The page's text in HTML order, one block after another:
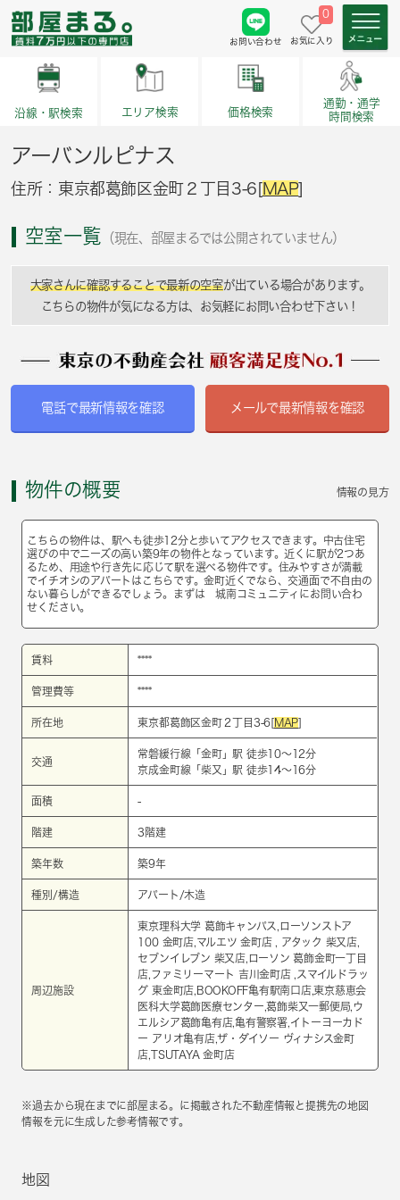
お問い合わせ
0
お気に入り
沿線・駅検索 エリア検索 価格検索
通勤・通学
時間検索
アーバンルピナス
住所：東京都葛飾区金町２丁目3-6[MAP]
空室一覧 （現在、部屋まるでは公開されていません）
大家さんに確認することで最新の空室が出ている場合があります。
こちらの物件が気になる方は、お気軽にお問い合わせ下さい！
電話で最新情報を確認 メールで最新情報を確認
物件の概要 情報の見方
こちらの物件は、駅へも徒歩12分と歩いてアクセスできます。中古住宅
選びの中でニーズの高い築9年の物件となっています。近くに駅が2つあ
るため、用途や行き先に応じて駅を選べる物件です。住みやすさが満載
でイチオシのアパートはこちらです。金町近くでなら、交通面で不自由の
ない暮らしができるでしょう。まずは 城南コミュニティにお問い合わ
せください。
賃料 ****
管理費等 ****
所在地 東京都葛飾区金町２丁目3-6[ MAP
交通
常磐緩行線 「金町」駅 徒歩10～12分
京成金町線 「柴又 」駅 徒歩14～16分
面積 -
階建 3階建
築年数 築9年
種別/構造 アパート/木造
周辺施設
東京理科大学 葛飾キャンパス,ローソンストア
100 金町店,マルエツ 金町店 , アタック 柴又店,
セブンイレブン 柴又店,ローソン 葛飾金町一丁目
店,ファミリーマート 吉川金町店 ,スマイルドラッ
グ 東金町店,BOOKOFF亀有駅南口店,東京慈恵会
医科大学葛飾医療センター,葛飾柴又一郵便局,ウ
エルシア葛飾亀有店,亀有警察署,イトーヨーカド
ー アリオ亀有店,ザ・ダイソー ヴィナシス金町
店,TSUTAYA 金町店
※過去から現在までに部屋まる。に掲載された不動産情報と提携先の地図
情報を元に生成した参考情報です。
地図